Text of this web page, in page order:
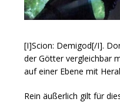
[I]Scion: Demigod[/I].
der Götter vergleichbar
auf einer Ebene mit
Rein äußerlich gilt für